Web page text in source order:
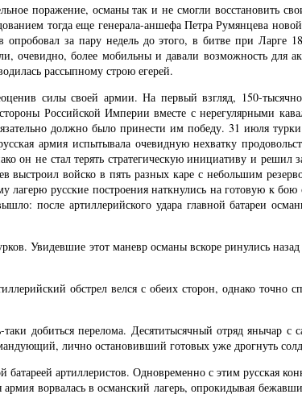
поражение, османы так и не смогли восстановить
тогда еще генерала-аншефа Петра Румянцева
за пару недель до этого, в битве при Ларге
очевидно, более мобильны и давали возможность для
рассыпному строю егерей.
силы своей армии. На первый взгляд, 150-
Российской Империи вместе с нерегулярными
должно было принести им победу. 31 июля
армия испытывала очевидную нехватку
не стал терять стратегическую инициативу и решил
выстроил войско в пять разных каре с небольшим
русские построения наткнулись на готовую к
после артиллерийского удара главной батареи
Увидевшие этот маневр османы вскоре ринулись
обстрел велся с обеих сторон, однако
добиться перелома. Десятитысячный отряд янычар с
лично остановивший готовых уже дрогнуть
артиллеристов. Одновременно с этим русская
ворвалась в османский лагерь, опрокидывая